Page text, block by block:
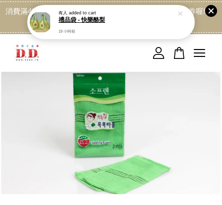
消費滿499免運喔, 記得加LINE:@dede168 領取專屬折扣券喔!
點我
您的購物車目前還是空的。
繼續購物
有人 added to cart
禮品袋 - 快樂酪梨
19 小時前